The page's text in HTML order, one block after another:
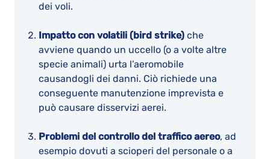
dei voli.
Impatto con volatili (bird strike) che
avviene quando un uccello (o a volte altre
specie animali) urta l’aeromobile
causandogli dei danni. Ciò richiede una
conseguente manutenzione imprevista e
può causare disservizi aerei.
Problemi del controllo del traffico aereo, ad
esempio dovuti a scioperi del personale o a